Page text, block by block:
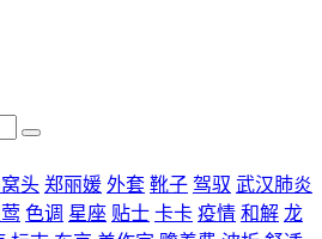
头 郑丽媛 外套 靴子 驾驭 武汉肺炎
色调 星座 贴士 卡卡 疫情 和解 龙